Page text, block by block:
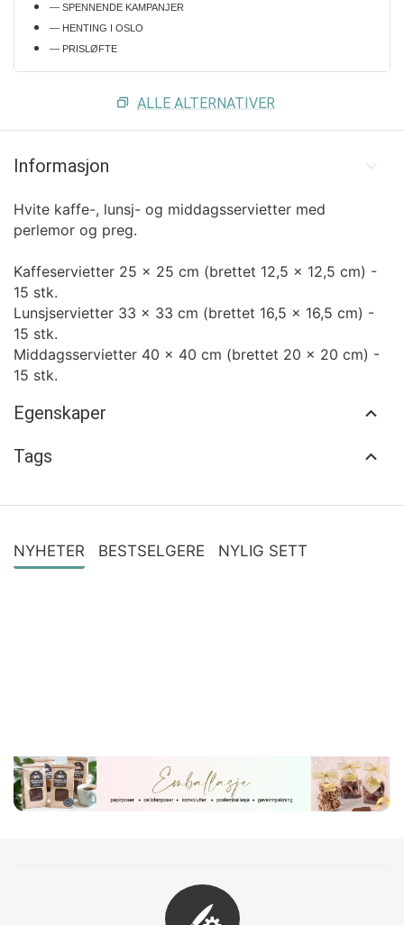
— SPENNENDE KAMPANJER
— HENTING I OSLO
— PRISLØFTE
ALLE ALTERNATIVER
Informasjon
Hvite kaffe-, lunsj- og middagsservietter med
perlemor og preg.
Kaffeservietter 25 x 25 cm (brettet 12,5 x 12,5 cm) -
15 stk.
Lunsjservietter 33 x 33 cm (brettet 16,5 x 16,5 cm) -
15 stk.
Middagsservietter 40 x 40 cm (brettet 20 x 20 cm) -
15 stk.
Egenskaper
Tags
NYHETER BESTSELGERE NYLIG SETT